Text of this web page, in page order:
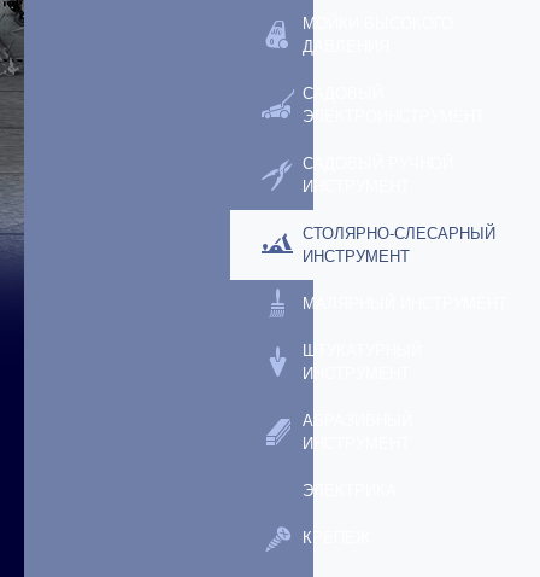
МОЙКИ ВЫСОКОГО
ДАВЛЕНИЯ
САДОВЫЙ
ЭЛЕКТРОИНСТРУМЕНТ
САДОВЫЙ РУЧНОЙ
ИНСТРУМЕНТ
СТОЛЯРНО-СЛЕСАРНЫЙ
ИНСТРУМЕНТ
МАЛЯРНЫЙ ИНСТРУМЕНТ
ШТУКАТУРНЫЙ
ИНСТРУМЕНТ
АБРАЗИВНЫЙ
ИНСТРУМЕНТ
ЭЛЕКТРИКА
КРЕПЕЖ